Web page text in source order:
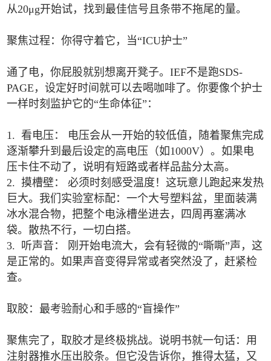
从20μg开始试，找到最佳信号且条带不拖尾的量。
聚焦过程：你得守着它，当“ICU护士”
通了电，你屁股就别想离开凳子。IEF不是跑SDS-
PAGE，设定好时间就可以去喝咖啡了。你要像个护士
一样时刻监护它的“生命体征”：
1. 看电压： 电压会从一开始的较低值，随着聚焦完成
逐渐攀升到最后设定的高电压（如1000V）。如果电
压卡住不动了，说明有短路或者样品盐分太高。
2. 摸槽壁： 必须时刻感受温度！这玩意儿跑起来发热
巨大。我们实验室标配：一个大号塑料盆，里面装满
冰水混合物，把整个电泳槽坐进去，四周再塞满冰
袋。散热不行，一切白搭。
3. 听声音： 刚开始电流大，会有轻微的“嘶嘶”声，这
是正常的。如果声音变得异常或者突然没了，赶紧检
查。
取胶：最考验耐心和手感的“盲操作”
聚焦完了，取胶才是终极挑战。说明书就一句话：用
注射器推水压出胶条。但它没告诉你，推得太猛，又